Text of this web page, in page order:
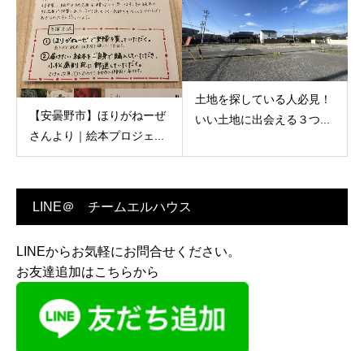
【安曇野市】ほりがねーぜ
さんより｜絵本プロジェ...
土地を探している人必見！
いい土地に出会える３つ...
LINE＠ チームエルハウス
LINEからお気軽にお問合せください。
お友達追加はこちらから